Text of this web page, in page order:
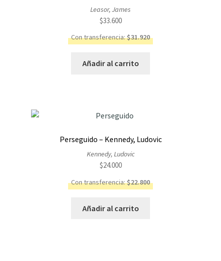
Leasor, James
$33.600
Con transferencia:$31.920
Añadir al carrito
Perseguido – Kennedy, Ludovic
Kennedy, Ludovic
$24.000
Con transferencia:$22.800
Añadir al carrito